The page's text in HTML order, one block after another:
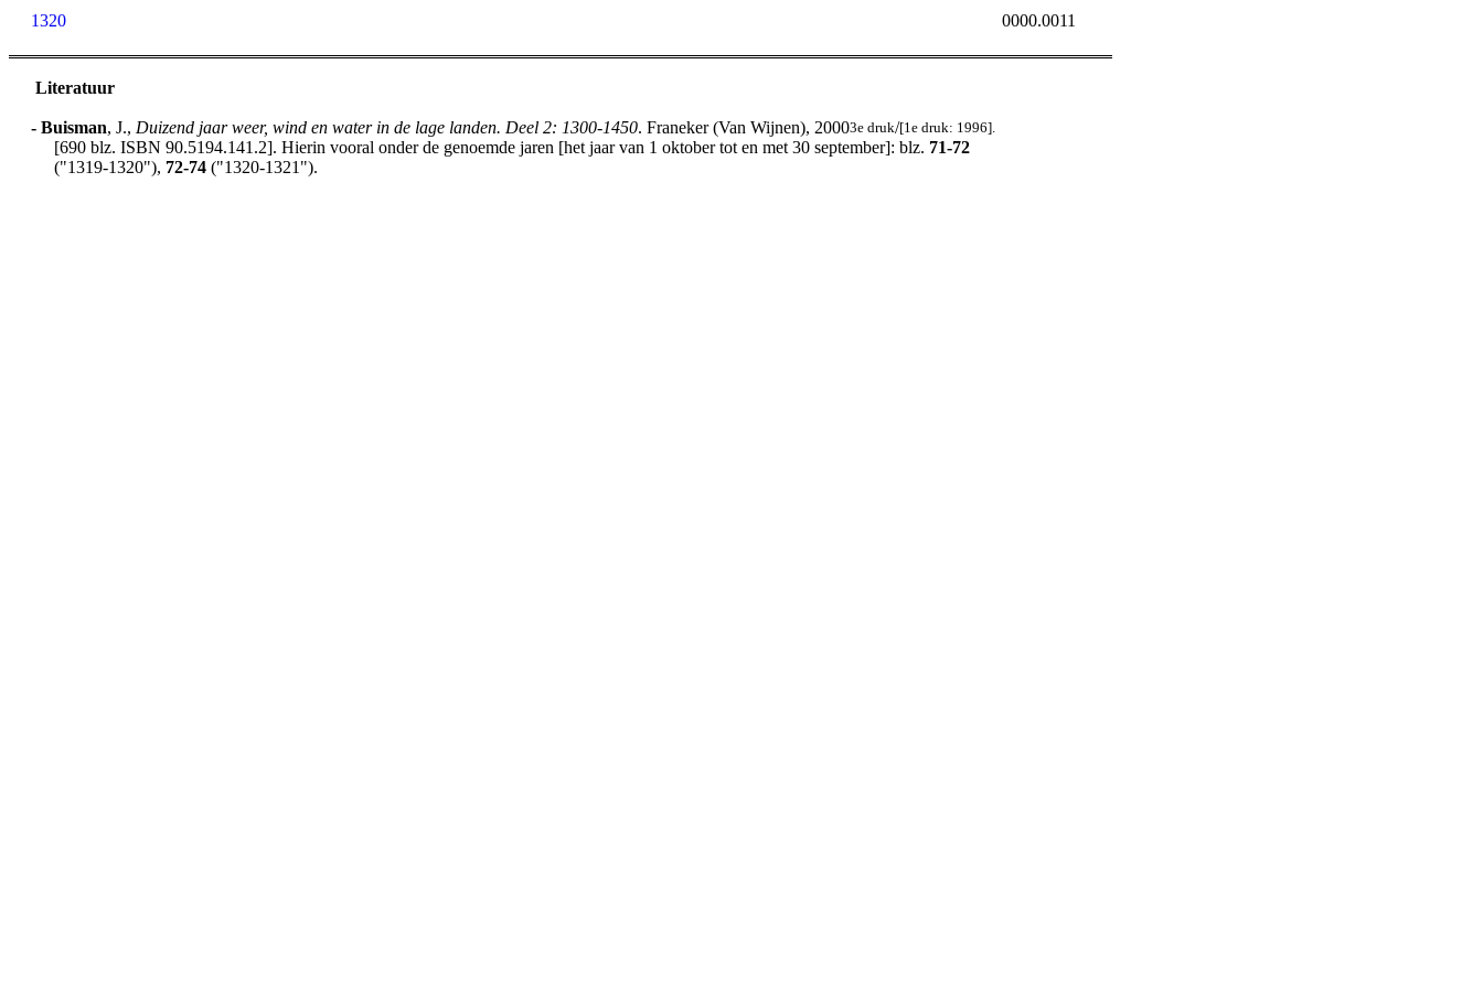
1320 0000.0011
Literatuur
- Buisman, J., Duizend jaar weer, wind en water in de lage landen. Deel 2: 1300-1450. Franeker (Van Wijnen), 20003e druk/[1e druk: 1996].
[690 blz. ISBN 90.5194.141.2]. Hierin vooral onder de genoemde jaren [het jaar van 1 oktober tot en met 30 september]: blz. 71-72
("1319-1320"), 72-74 ("1320-1321").